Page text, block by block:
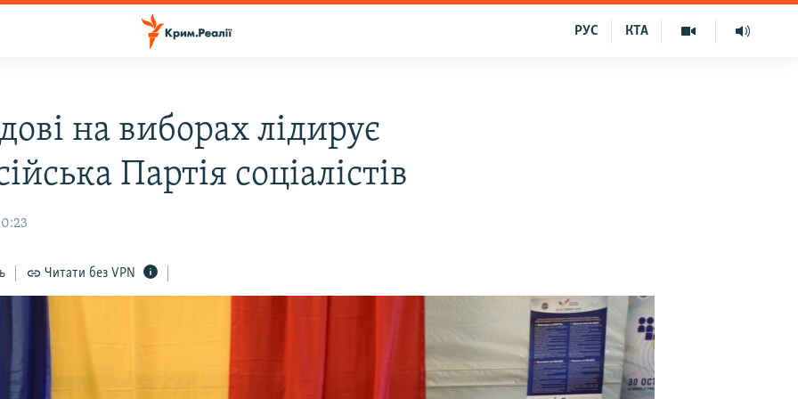
КТА
РУС
на виборах лідирує
Партія соціалістів
Читати без VPN